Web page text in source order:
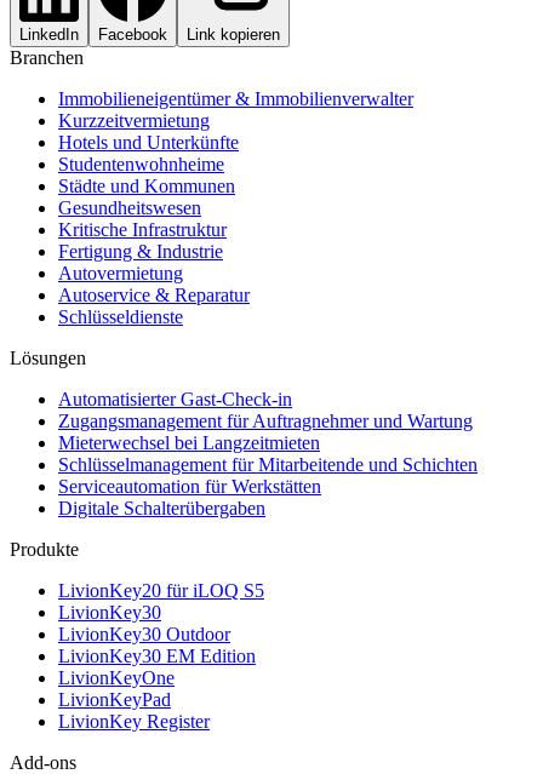
LinkedIn Facebook Link kopieren
Branchen
Immobilieneigentümer & Immobilienverwalter
Kurzzeitvermietung
Hotels und Unterkünfte
Studentenwohnheime
Städte und Kommunen
Gesundheitswesen
Kritische Infrastruktur
Fertigung & Industrie
Autovermietung
Autoservice & Reparatur
Schlüsseldienste
Lösungen
Automatisierter Gast-Check-in
Zugangsmanagement für Auftragnehmer und Wartung
Mieterwechsel bei Langzeitmieten
Schlüsselmanagement für Mitarbeitende und Schichten
Serviceautomation für Werkstätten
Digitale Schalterübergaben
Produkte
LivionKey20 für iLOQ S5
LivionKey30
LivionKey30 Outdoor
LivionKey30 EM Edition
LivionKeyOne
LivionKeyPad
LivionKey Register
Add-ons